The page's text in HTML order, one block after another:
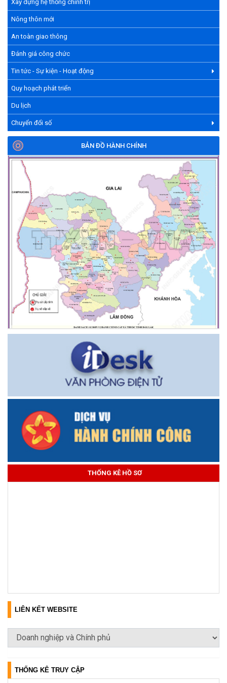
Xây dựng hệ thống chính trị
Nông thôn mới
An toàn giao thông
Đánh giá công chức
Tin tức - Sự kiện - Hoạt động
Quy hoạch phát triển
Du lịch
Chuyển đổi số
BẢN ĐỒ HÀNH CHÍNH
THỐNG KÊ HỒ SƠ
LIÊN KẾT WEBSITE
THỐNG KÊ TRUY CẬP